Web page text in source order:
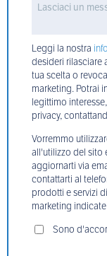
Leggi la nostra
desideri rilasciare
tua scelta o
marketing. Potrai
legittimo
privacy,
Vorremmo
all'utilizzo del sito
aggiornarti via
contattarti al
prodotti e servizi
marketing
Sono